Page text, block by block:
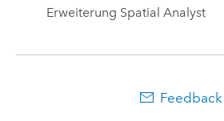
Erweiterung Spatial Analyst